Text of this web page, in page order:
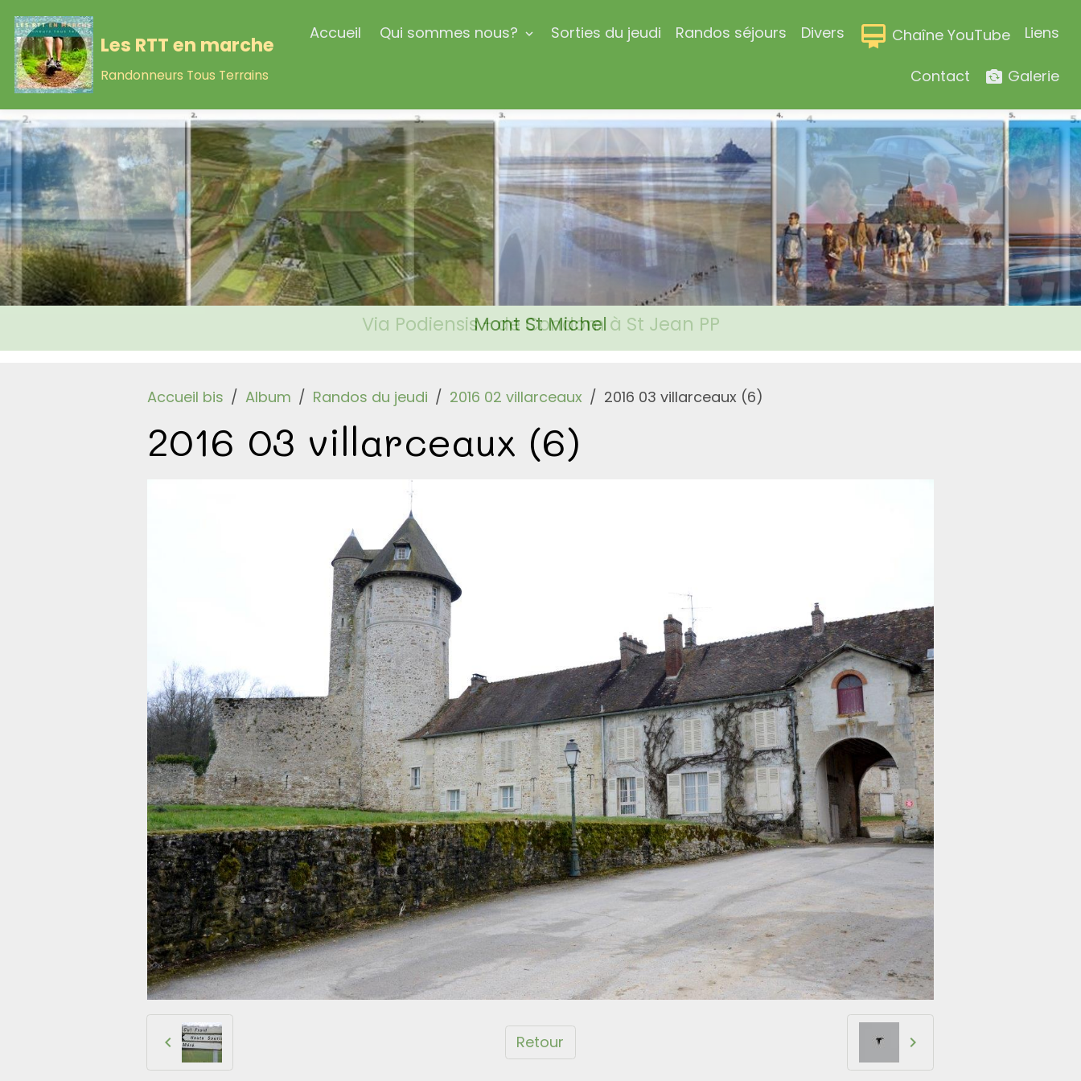
Les RTT en marche
Randonneurs Tous Terrains
Accueil Qui sommes nous? Sorties du jeudi Randos séjours Divers Chaîne YouTube Liens
Contact Galerie
Via Podiensis - de Condom à St Jean PP
Accueil bis Album Randos du jeudi 2016 02 villarceaux 2016 03 villarceaux (6)
2016 03 villarceaux (6)
Retour